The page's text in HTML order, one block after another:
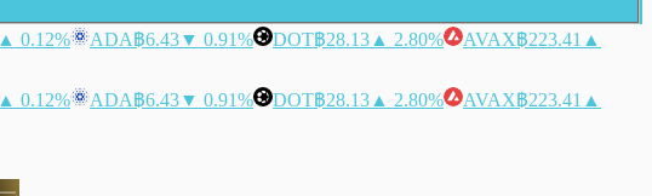
▲ 0.12% ADA฿6.43▼ 0.91% DOT฿28.13 ▲ 2.80% AVAX฿223.41 ▲
▲ 0.12% ADA฿6.43▼ 0.91% DOT฿28.13 ▲ 2.80% AVAX฿223.41 ▲